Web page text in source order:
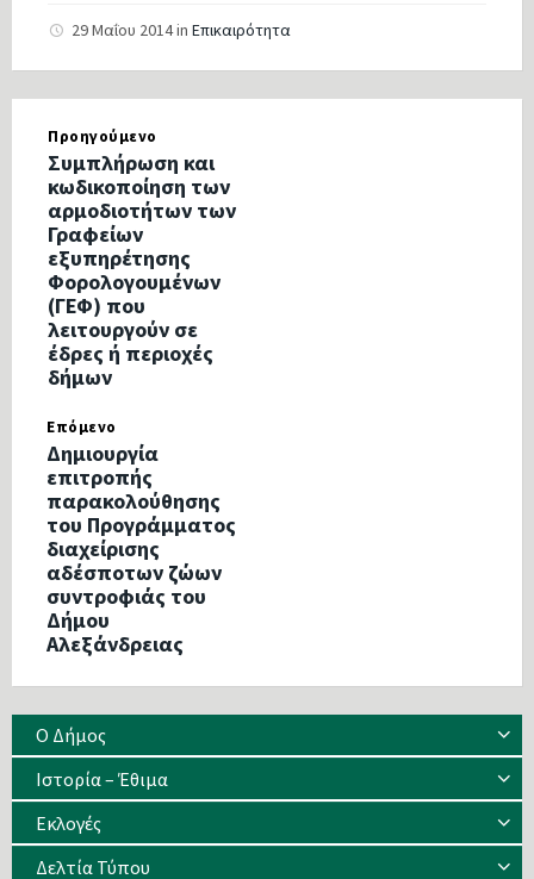
29 Μαΐου 2014in Επικαιρότητα
Προηγούμενο
Συμπλήρωση και
κωδικοποίηση των
αρμοδιοτήτων των
Γραφείων
εξυπηρέτησης
Φορολογουμένων
(ΓΕΦ) που
λειτουργούν σε
έδρες ή περιοχές
δήμων
Επόμενο
Δημιουργία
επιτροπής
παρακολούθησης
του Προγράμματος
διαχείρισης
αδέσποτων ζώων
συντροφιάς του
Δήμου
Αλεξάνδρειας
Ο Δήμος
Ιστορία – Έθιμα
Eκλογές
Δελτία Τύπου